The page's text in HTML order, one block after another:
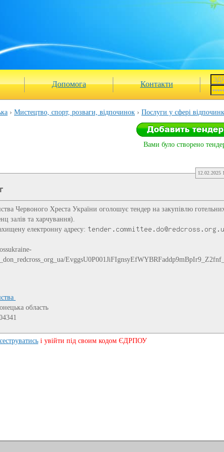
Допомога Контакти
Мистецтво, спорт, розваги, відпочинок Послуги у сфері
Вами було створено
12.02.2025
Червоного Хреста України оголошує тендер на закупівлю
залів та харчування).
електронну адресу:
область
і увійти під своим кодом ЄДРПОУ